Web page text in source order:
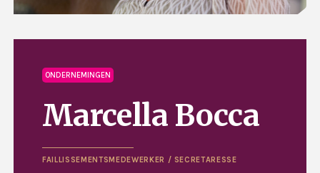
ONDERNEMINGEN
Marcella Bocca
FAILLISSEMENTSMEDEWERKER / SECRETARESSE